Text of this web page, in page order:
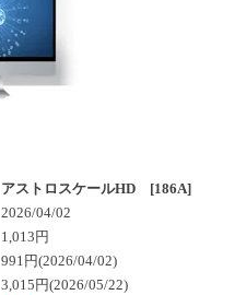
アストロスケールHD [186A]
2026/04/02
1,013円
991円(2026/04/02)
3,015円(2026/05/22)